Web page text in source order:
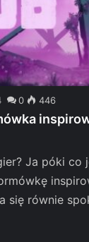
0 446
Ja póki co
się równie